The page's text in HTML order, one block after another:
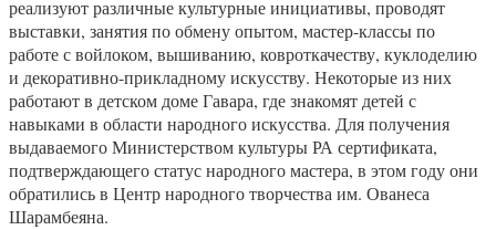
реализуют различные культурные инициативы, проводят
выставки, занятия по обмену опытом, мастер-классы по
работе с войлоком, вышиванию, ковроткачеству, куклоделию
и декоративно-прикладному искусству. Некоторые из них
работают в детском доме Гавара, где знакомят детей с
навыками в области народного искусства. Для получения
выдаваемого Министерством культуры РА сертификата,
подтверждающего статус народного мастера, в этом году они
обратились в Центр народного творчества им. Ованеса
Шарамбеяна.